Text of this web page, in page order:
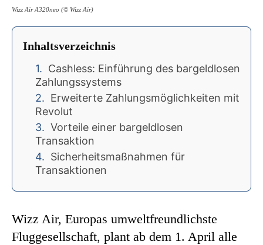
Wizz Air A320neo (© Wizz Air)
Inhaltsverzeichnis
Cashless: Einführung des bargeldlosen
Zahlungssystems
Erweiterte Zahlungsmöglichkeiten mit
Revolut
Vorteile einer bargeldlosen
Transaktion
Sicherheitsmaßnahmen für
Transaktionen
Wizz Air, Europas umweltfreundlichste
Fluggesellschaft, plant ab dem 1. April alle